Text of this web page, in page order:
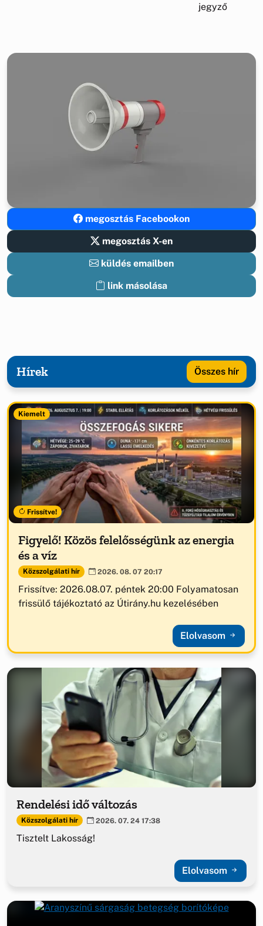
jegyző
megosztás Facebookon
megosztás X-en
küldés emailben
link másolása
Hírek Összes hír
Kiemelt
Frissítve!
Figyelő! Közös felelősségünk az energia
és a víz
Közszolgálati hír 2026. 08. 07 20:17
Frissítve: 2026.08.07. péntek 20:00 Folyamatosan
frissülő tájékoztató az Útirány.hu kezelésében
Elolvasom
Rendelési idő változás
Közszolgálati hír 2026. 07. 24 17:38
Tisztelt Lakosság!
Elolvasom